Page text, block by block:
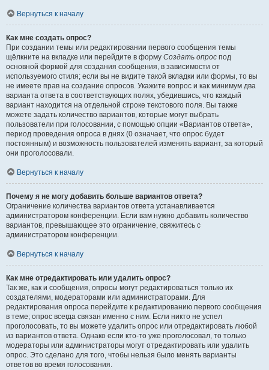
Вернуться к началу
Как мне создать опрос?
При создании темы или редактировании первого сообщения темы
щёлкните на вкладке или перейдите в форму Создать опрос под
основной формой для создания сообщения, в зависимости от
используемого стиля; если вы не видите такой вкладки или формы, то вы
не имеете прав на создание опросов. Укажите вопрос и как минимум два
варианта ответа в соответствующих полях, убедившись, что каждый
вариант находится на отдельной строке текстового поля. Вы также
можете задать количество вариантов, которые могут выбрать
пользователи при голосовании, с помощью опции «Вариантов ответа»,
период проведения опроса в днях (0 означает, что опрос будет
постоянным) и возможность пользователей изменять вариант, за который
они проголосовали.
Вернуться к началу
Почему я не могу добавить больше вариантов ответа?
Ограничение количества вариантов ответа устанавливается
администратором конференции. Если вам нужно добавить количество
вариантов, превышающее это ограничение, свяжитесь с
администратором конференции.
Вернуться к началу
Как мне отредактировать или удалить опрос?
Так же, как и сообщения, опросы могут редактироваться только их
создателями, модераторами или администраторами. Для
редактирования опроса перейдите к редактированию первого сообщения
в теме; опрос всегда связан именно с ним. Если никто не успел
проголосовать, то вы можете удалить опрос или отредактировать любой
из вариантов ответа. Однако если кто-то уже проголосовал, то только
модераторы или администраторы могут отредактировать или удалить
опрос. Это сделано для того, чтобы нельзя было менять варианты
ответов во время голосования.